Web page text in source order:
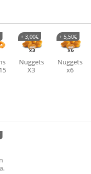
Nuggets
X3
+ 3,00€
Nuggets
x6
+ 5,50€